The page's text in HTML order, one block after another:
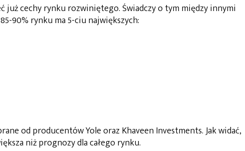
już cechy rynku rozwiniętego. Świadczy o tym między innymi
90% rynku ma 5-ciu największych:
od producentów Yole oraz Khaveen Investments. Jak widać,
niż prognozy dla całego rynku.